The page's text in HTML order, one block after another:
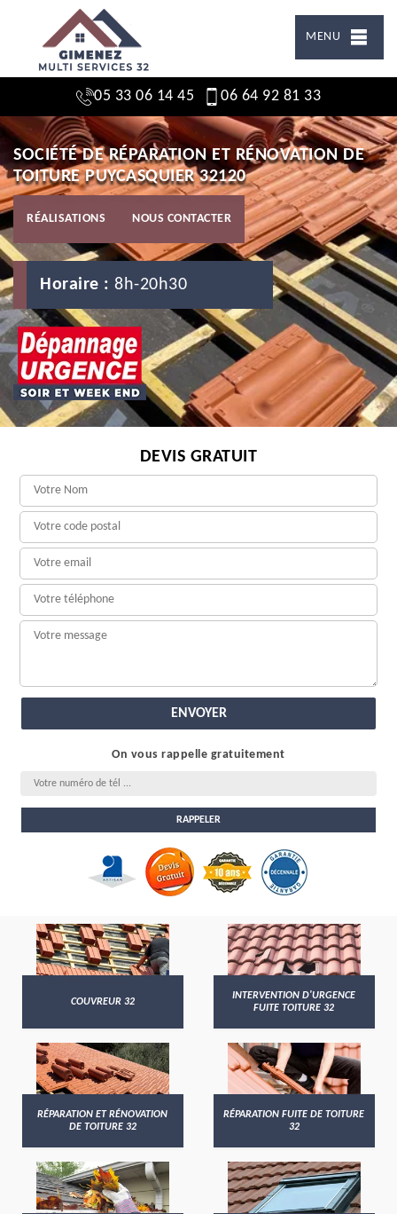
MENU
05 33 06 14 45 06 64 92 81 33
SOCIÉTÉ DE RÉPARATION ET RÉNOVATION DE
TOITURE PUYCASQUIER 32120
RÉALISATIONS NOUS CONTACTER
Horaire : 8h-20h30
DEVIS GRATUIT
On vous rappelle gratuitement
COUVREUR 32
INTERVENTION D'URGENCE
FUITE TOITURE 32
RÉPARATION ET RÉNOVATION
DE TOITURE 32
RÉPARATION FUITE DE TOITURE
32